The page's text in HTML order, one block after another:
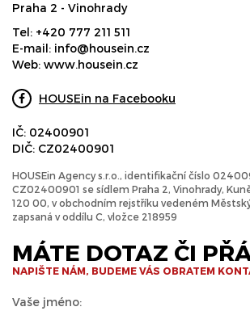
Praha 2 - Vinohrady
Tel: +420 777 211 511
E-mail: info@housein.cz
Web: www.housein.cz
HOUSEin na Facebooku
IČ: 02400901
DIČ: CZ02400901
HOUSEin Agency s.r.o., identifikační číslo
CZ02400901 se sídlem Praha 2, Vinohrady,
120 00, v obchodním rejstříku vedeném
zapsaná v oddílu C, vložce 218959
MÁTE DOTAZ ČI
NAPIŠTE NÁM, BUDEME VÁS OBRATEM
Vaše jméno: